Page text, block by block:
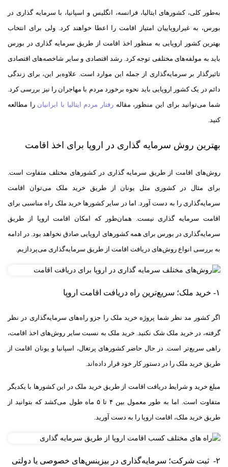
به‌طور کلی، کشور‌های ایتالیا، فرانسه، انگلیس و اسپانیا، با سرمایه گذاری در
بورس، به غیر‌اروپاییان امتیاز اقامت را اعطا خواهند کرد. ولی برای انتخاب
بهترین کشور اروپایی به منظور اخذ اقامت از طریق سرمایه گذاری در بورس
باید به مولفه‌های مختلفی توجه کرد. رشد اقتصادی و سایر شاخصه‌های اقتصادی
تاثیر‌گذار بر سرمایه‌گذاری از جمله این موارد است. علاوه‌بر این، برای زندگی
دائم در یک کشور اروپایی باید نحوه برخورد مردم با مهاجران را نیز بررسی کرد.
شما می‌توانید برای این منظور، مقاله رفتار مردم ایتالیا با ایرانیان را مطالعه
کنید.
بهترین روش سرمایه گذاری در اروپا برای اخذ اقامت
روش‌های اقامت از طریق سرمایه گذاری در کشورهای مختلف متفاوت است.
برای مثال در کشوری مثل یونان از طریق خرید ملک می‌توان اقامت
سرمایه‌گذاری را به دست آورد. اما در سایر کشورها خرید ملک راه مناسبی برای
اقامت سرمایه گذاری نیست. همان‌طور که امکان اقامت اروپا از طریق
سرمایه‌گذاری در بورس برای همه کشور‌های اروپایی صادق نخواهد بود. در ادامه
به بررسی انواع روش‌های دریافت اقامت از طریق سرمایه‌گذاری می‌پردازیم.
۱- خرید ملک؛ سریع‌ترین راه دریافت اقامت اروپا
اگر کشور مد نظر شما پروژه خرید ملک را جزو راه‌های سرمایه‌گذاری در نظر
گرفته، در خرید ملک شک نکنید. خرید ملک به نسبت سایر روش‌های اخذ اقامت،
راهی سریع‌تر است. در حال حاضر کشورهای پرتغال، اسپانیا و یونان اقامت از
طریق خرید ملک را در دستور کار خود قرار داده‌اند.
مبلغ خرید و شرایط دریافت اقامت از طریق خرید ملک در این کشورها با یکدیگر
متفاوت است. اما به طور معمول بین ۴ تا ۵ ماه طول می‌کشد که بتوانید از
طریق خرید ملک، اقامت اروپا را به دست آورید.
۲- ثبت شرکت؛ سرمایه‌گذاری در بیزینس‌های خصوصی یا دولتی